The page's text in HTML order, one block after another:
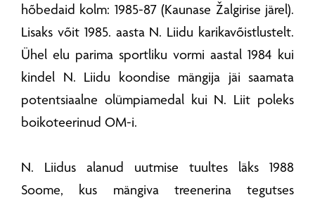
hõbedaid kolm: 1985-87 (Kaunase Žalgirise järel).
Lisaks võit 1985. aasta N. Liidu karikavõistlustelt.
Ühel elu parima sportliku vormi aastal 1984 kui
kindel N. Liidu koondise mängija jäi saamata
potentsiaalne olümpiamedal kui N. Liit poleks
boikoteerinud OM-i.
N. Liidus alanud uutmise tuultes läks 1988
Soome, kus mängiva treenerina tegutses